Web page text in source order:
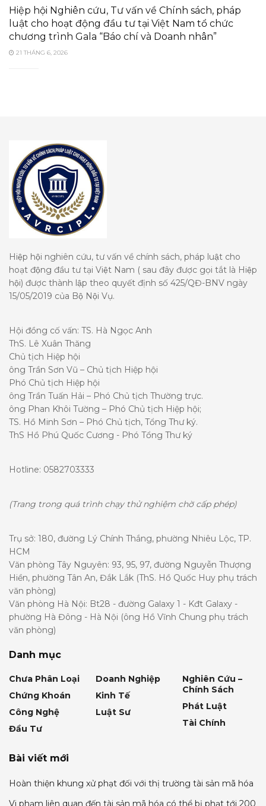
Hiệp hội Nghiên cứu, Tư vấn về Chính sách, pháp
luật cho hoạt động đầu tư tại Việt Nam tổ chức
chương trình Gala “Báo chí và Doanh nhân”
21 THÁNG 6, 2026
Hiệp hội nghiên cứu, tư vấn về chính sách, pháp luật cho
hoạt động đầu tư tại Việt Nam ( sau đây được gọi tắt là Hiệp
hội) được thành lập theo quyết định số 425/QĐ-BNV ngày
15/05/2019 của Bộ Nội Vụ.
Hội đồng cố vấn: TS. Hà Ngọc Anh
ThS. Lê Xuân Thăng
Chủ tịch Hiệp hội
ông Trần Sơn Vũ – Chủ tịch Hiệp hội
Phó Chủ tịch Hiệp hội
ông Trần Tuấn Hải – Phó Chủ tịch Thường trực.
ông Phan Khôi Tường – Phó Chủ tịch Hiệp hội;
TS. Hồ Minh Sơn – Phó Chủ tịch, Tổng Thư ký.
ThS Hồ Phú Quốc Cương - Phó Tổng Thư ký
Hotline: 0582703333
(Trang trong quá trình chạy thử nghiệm chờ cấp phép)
Trụ sở: 180, đường Lý Chính Thắng, phường Nhiêu Lộc, TP.
HCM
Văn phòng Tây Nguyên: 93, 95, 97, đường Nguyễn Thượng
Hiền, phường Tân An, Đắk Lắk (ThS. Hồ Quốc Huy phụ trách
văn phòng)
Văn phòng Hà Nội: Bt28 - đường Galaxy 1 - Kđt Galaxy -
phường Hà Đông - Hà Nội (ông Hồ Vĩnh Chung phụ trách
văn phòng)
Danh mục
Chưa Phân Loại
Chứng Khoán
Công Nghệ
Đầu Tư
Doanh Nghiệp
Kinh Tế
Luật Sư
Nghiên Cứu –
Chính Sách
Phát Luật
Tài Chính
Bài viết mới
Hoàn thiện khung xử phạt đối với thị trường tài sản mã hóa
Vi phạm liên quan đến tài sản mã hóa có thể bị phạt tới 200